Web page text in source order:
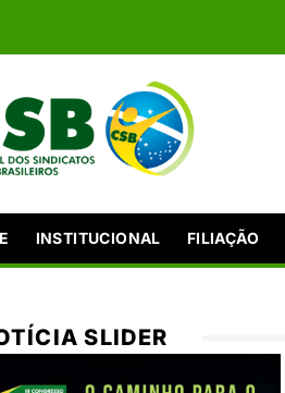
INSTITUCIONAL FILIAÇÃO
SLIDER